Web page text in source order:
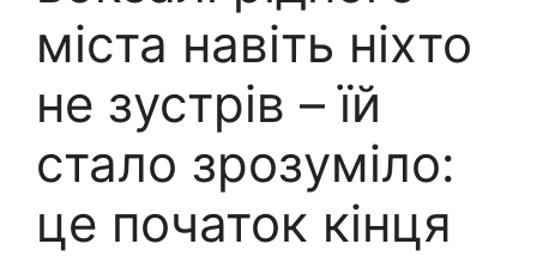
міста навіть ніхто
не зустрів – їй
стало зрозуміло:
це початок кінця